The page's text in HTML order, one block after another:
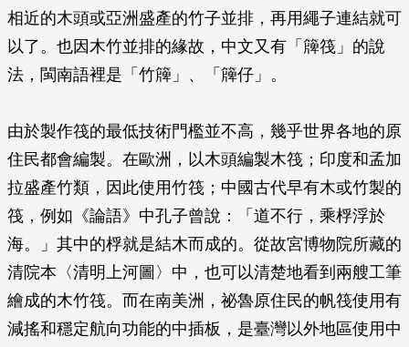
相近的木頭或亞洲盛產的竹子並排，再用繩子連結就可
以了。也因木竹並排的緣故，中文又有「簰筏」的說
法，閩南語裡是「竹簰」、「簰仔」。
由於製作筏的最低技術門檻並不高，幾乎世界各地的原
住民都會編製。在歐洲，以木頭編製木筏；印度和孟加
拉盛產竹類，因此使用竹筏；中國古代早有木或竹製的
筏，例如《論語》中孔子曾說：「道不行，乘桴浮於
海。」其中的桴就是結木而成的。從故宮博物院所藏的
清院本〈清明上河圖〉中，也可以清楚地看到兩艘工筆
繪成的木竹筏。而在南美洲，祕魯原住民的帆筏使用有
減搖和穩定航向功能的中插板，是臺灣以外地區使用中